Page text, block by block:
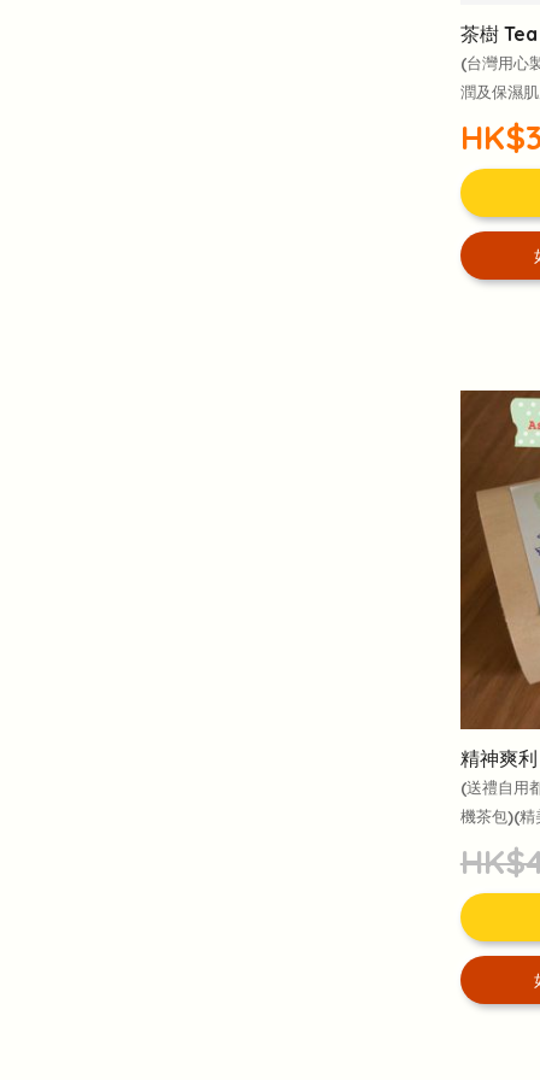
茶樹
(台灣用心
潤及保濕
精神爽
(送禮自用
機茶包)(